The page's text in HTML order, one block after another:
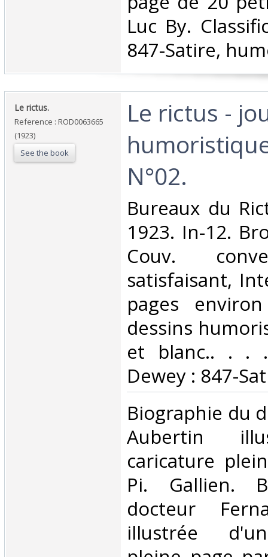
Luc By.
847-Satire,
‎Le rictus.‎
Reference : ROD0063665
(1923)
See the book
‎Le rictus -
N°02.‎
‎Bureaux du
1923. In-12.
Couv.
satisfaisant,
pages
dessins
et blanc.. . . .
Dewey : 847-
‎Biographie du
Aubertin
caricature
Pi. Gallien.
docteur
illustrée